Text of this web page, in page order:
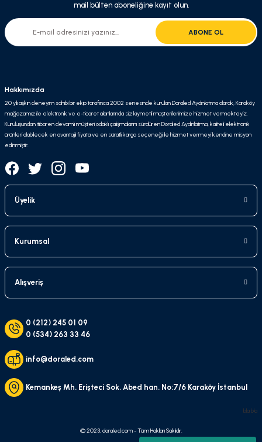
mail bülten aboneliğine kayıt olun.
ABONE OL
Hakkımızda
20 yılı aşkın deneyim sahibi bir ekip tarafınca 2002 senesinde kurulan Doraled Aydınlatma olarak, Karaköy
mağazamız ile elektronik ve e-ticaret alanlarında siz kıymetli müşterilerimize hizmet vermekteyiz.
Kuruluşundan itibaren devamlı müşteri odaklı çalışmalarını sürdüren Doraled Aydınlatma, kaliteli elektronik
ürünleri olabilecek en avantajlı fiyata ve en süratli kargo seçeneği ile hizmet vermeyi kendine misyon
edinmiştir.
Üyelik
Kurumsal
Alışveriş
0 (212) 245 01 09
0 (534) 263 33 46
info@doraled.com
Kemankeş Mh. Erişteci Sok. Abed han. No:7/6 Karaköy İstanbul
bla bla
© 2023, doraled.com - Tüm Hakları Saklıdır.